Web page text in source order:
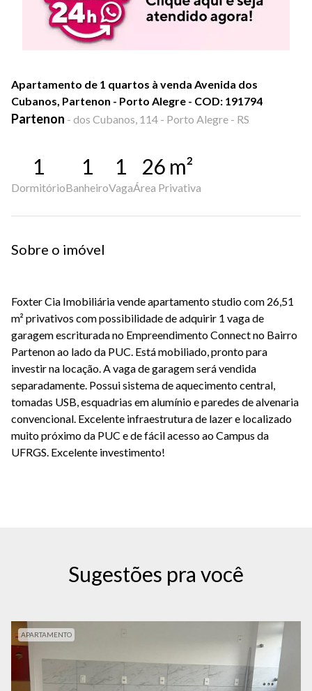
Apartamento de 1 quartos à venda Avenida dos
Cubanos, Partenon - Porto Alegre - COD: 191794
Partenon - dos Cubanos, 114 - Porto Alegre - RS
1
Dormitório
1
Banheiro
1
Vaga
26 m²
Área Privativa
Sobre o imóvel
Foxter Cia Imobiliária vende apartamento studio com 26,51
m² privativos com possibilidade de adquirir 1 vaga de
garagem escriturada no Empreendimento Connect no Bairro
Partenon ao lado da PUC. Está mobiliado, pronto para
investir na locação. A vaga de garagem será vendida
separadamente. Possui sistema de aquecimento central,
tomadas USB, esquadrias em alumínio e paredes de alvenaria
convencional. Excelente infraestrutura de lazer e localizado
muito próximo da PUC e de fácil acesso ao Campus da
UFRGS. Excelente investimento!
Sugestões pra você
APARTAMENTO